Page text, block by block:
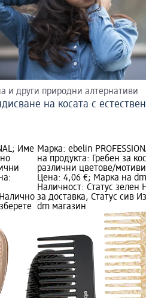
и други природни алтернативи
на косата с
Име Марка: ebelin
на продукта: Гребен за
различни цветове/
Цена: 4,06 €; Марка на dm
Наличност: Статус зелен
за доставка, Статус сив
dm магазин